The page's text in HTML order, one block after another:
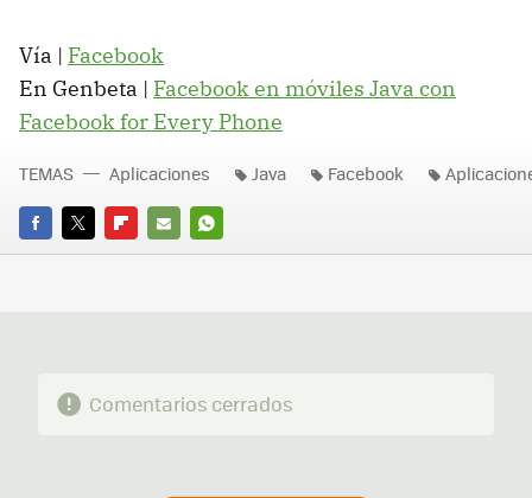
Vía | Facebook
En Genbeta | Facebook en móviles Java con
Facebook for Every Phone
FACEBOOK
TWITTERFLIPBOARD
E-
WHATSAPP
TEMAS Aplicaciones Java Facebook
Comentarios cerrados